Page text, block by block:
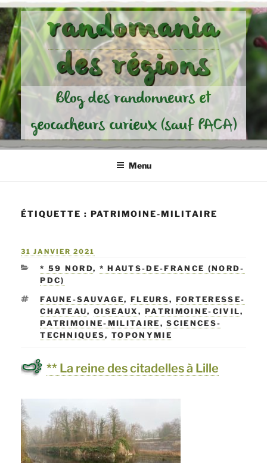
Aller
au
contenu
principal
randomania
des régions
Blog des randonneurs et
geocacheurs curieux (sauf PACA)
Menu
ÉTIQUETTE : PATRIMOINE-MILITAIRE
PUBLIÉ
31 JANVIER 2021
CATÉGORIES
* 59 NORD, * HAUTS-DE-FRANCE (NORD-
PDC)
ÉTIQUETTES
FAUNE-SAUVAGE,FLEURS, FORTERESSE-
CHATEAU,OISEAUX,PATRIMOINE-CIVIL,
PATRIMOINE-MILITAIRE ,SCIENCES-
TECHNIQUES,TOPONYMIE
** La reine des citadelles à Lille